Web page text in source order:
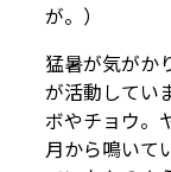
が。）
猛暑が気がか
が活動してい
ボやチョウ。
月から鳴いて